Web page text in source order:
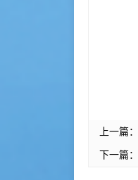
上一篇：
下一篇：